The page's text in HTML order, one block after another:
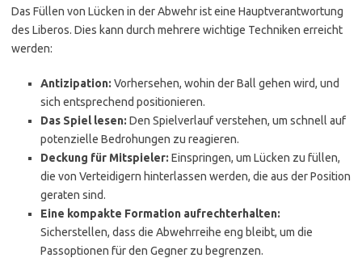
Das Füllen von Lücken in der Abwehr ist eine Hauptverantwortung
des Liberos. Dies kann durch mehrere wichtige Techniken erreicht
werden:
Antizipation: Vorhersehen, wohin der Ball gehen wird, und
sich entsprechend positionieren.
Das Spiel lesen: Den Spielverlauf verstehen, um schnell auf
potenzielle Bedrohungen zu reagieren.
Deckung für Mitspieler: Einspringen, um Lücken zu füllen,
die von Verteidigern hinterlassen werden, die aus der Position
geraten sind.
Eine kompakte Formation aufrechterhalten:
Sicherstellen, dass die Abwehrreihe eng bleibt, um die
Passoptionen für den Gegner zu begrenzen.